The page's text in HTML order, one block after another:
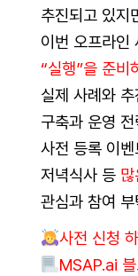
추진되고 있지
이번 오프라인
“실행”을 준비
실제 사례와
구축과 운영
사전 등록 이
저녁식사 등
관심과 참여
사전 신청 하
MSAP.ai 블